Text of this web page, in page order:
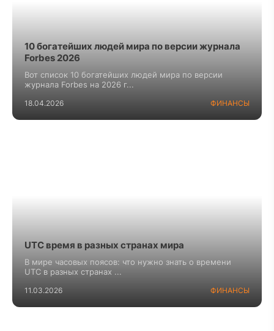
10 богатейших людей мира по версии журнала
Forbes 2026
Вот список 10 богатейших людей мира по версии
журнала Forbes на 2026 г...
18.04.2026 ФИНАНСЫ
UTC время в разных странах мира
В мире часовых поясов: что нужно знать о времени
UTC в разных странах ...
11.03.2026 ФИНАНСЫ